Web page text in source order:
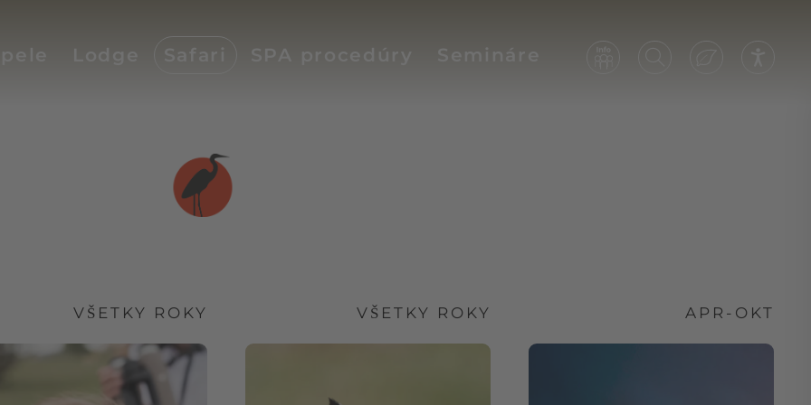
Lodge Safari SPA procedúry Semináre
VŠETKY ROKY VŠETKY ROKY APR-OKT